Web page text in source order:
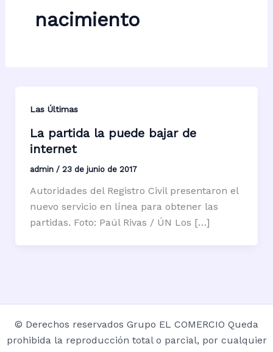
nacimiento
Las Últimas
La partida la puede bajar de
internet
admin / 23 de junio de 2017
Autoridades del Registro Civil presentaron el
nuevo servicio en línea para obtener las
partidas. Foto: Paúl Rivas / ÚN Los […]
© Derechos reservados Grupo EL COMERCIO Queda
prohibida la reproducción total o parcial, por cualquier